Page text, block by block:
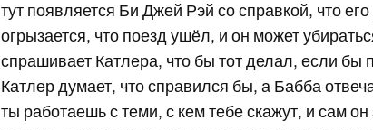
тут появляется Би Джей Рэй со справкой, что
огрызается, что поезд ушёл, и он может
спрашивает Катлера, что бы тот делал, если бы
Катлер думает, что справился бы, а Бабба
ты работаешь с теми, с кем тебе скажут, и сам